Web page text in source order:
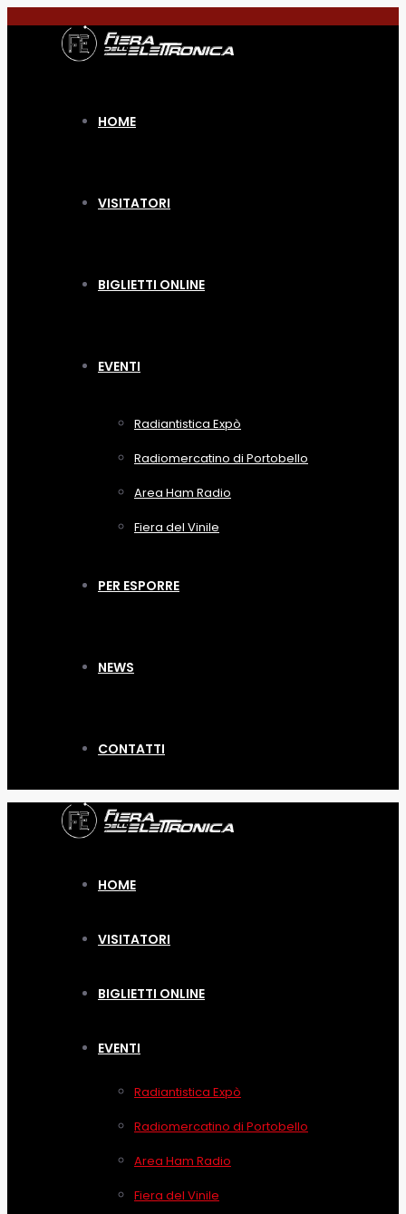
HOME
VISITATORI
BIGLIETTI ONLINE
EVENTI
Radiantistica Expò
Radiomercatino di Portobello
Area Ham Radio
Fiera del Vinile
PER ESPORRE
NEWS
CONTATTI
HOME
VISITATORI
BIGLIETTI ONLINE
EVENTI
Radiantistica Expò
Radiomercatino di Portobello
Area Ham Radio
Fiera del Vinile